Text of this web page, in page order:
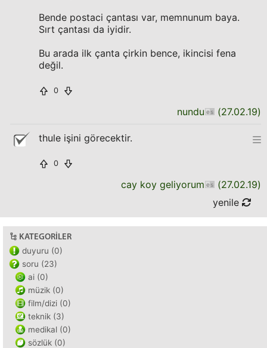
Bende postaci çantası var, memnunum baya.
Sırt çantası da iyidir.
Bu arada ilk çanta çirkin bence, ikincisi fena
değil.
0
nundu (27.02.19)
thule işini görecektir.
0
cay koy geliyorum (27.02.19)
yenile
KATEGORILER
duyuru (0)
soru (23)
ai (0)
müzik (0)
film/dizi (0)
teknik (3)
medikal (0)
sözlük (0)